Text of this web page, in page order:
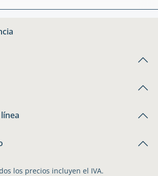
los precios incluyen el IVA.